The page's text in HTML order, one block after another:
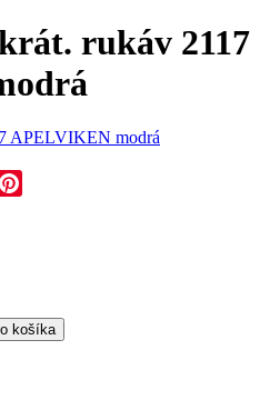
rukáv 2117
Facebook
košíka